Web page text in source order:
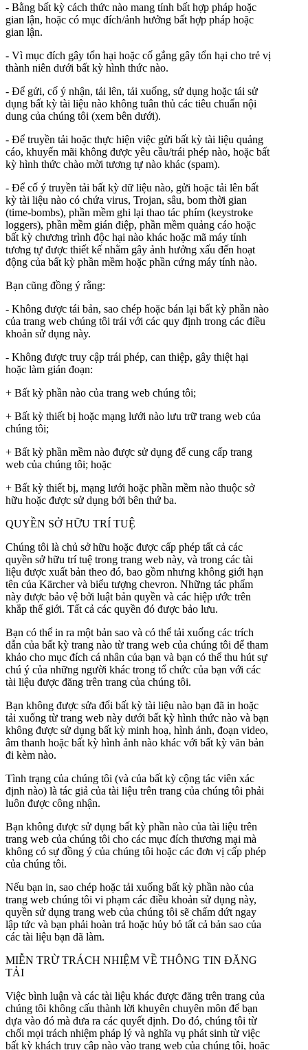
- Bằng bất kỳ cách thức nào mang tính bất hợp pháp hoặc
gian lận, hoặc có mục đích/ảnh hưởng bất hợp pháp hoặc
gian lận.
- Vì mục đích gây tổn hại hoặc cố gắng gây tổn hại cho trẻ vị
thành niên dưới bất kỳ hình thức nào.
- Để gửi, cố ý nhận, tải lên, tải xuống, sử dụng hoặc tái sử
dụng bất kỳ tài liệu nào không tuân thủ các tiêu chuẩn nội
dung của chúng tôi (xem bên dưới).
- Để truyền tải hoặc thực hiện việc gửi bất kỳ tài liệu quảng
cáo, khuyến mãi không được yêu cầu/trái phép nào, hoặc bất
kỳ hình thức chào mời tương tự nào khác (spam).
- Để cố ý truyền tải bất kỳ dữ liệu nào, gửi hoặc tải lên bất
kỳ tài liệu nào có chứa virus, Trojan, sâu, bom thời gian
(time-bombs), phần mềm ghi lại thao tác phím (keystroke
loggers), phần mềm gián điệp, phần mềm quảng cáo hoặc
bất kỳ chương trình độc hại nào khác hoặc mã máy tính
tương tự được thiết kế nhằm gây ảnh hưởng xấu đến hoạt
động của bất kỳ phần mềm hoặc phần cứng máy tính nào.
Bạn cũng đồng ý rằng:
- Không được tái bản, sao chép hoặc bán lại bất kỳ phần nào
của trang web chúng tôi trái với các quy định trong các điều
khoản sử dụng này.
- Không được truy cập trái phép, can thiệp, gây thiệt hại
hoặc làm gián đoạn:
+ Bất kỳ phần nào của trang web chúng tôi;
+ Bất kỳ thiết bị hoặc mạng lưới nào lưu trữ trang web của
chúng tôi;
+ Bất kỳ phần mềm nào được sử dụng để cung cấp trang
web của chúng tôi; hoặc
+ Bất kỳ thiết bị, mạng lưới hoặc phần mềm nào thuộc sở
hữu hoặc được sử dụng bởi bên thứ ba.
QUYỀN SỞ HỮU TRÍ TUỆ
Chúng tôi là chủ sở hữu hoặc được cấp phép tất cả các
quyền sở hữu trí tuệ trong trang web này, và trong các tài
liệu được xuất bản theo đó, bao gồm nhưng không giới hạn
tên của Kärcher và biểu tượng chevron. Những tác phẩm
này được bảo vệ bởi luật bản quyền và các hiệp ước trên
khắp thế giới. Tất cả các quyền đó được bảo lưu.
Bạn có thể in ra một bản sao và có thể tải xuống các trích
dẫn của bất kỳ trang nào từ trang web của chúng tôi để tham
khảo cho mục đích cá nhân của bạn và bạn có thể thu hút sự
chú ý của những người khác trong tổ chức của bạn với các
tài liệu được đăng trên trang của chúng tôi.
Bạn không được sửa đổi bất kỳ tài liệu nào bạn đã in hoặc
tải xuống từ trang web này dưới bất kỳ hình thức nào và bạn
không được sử dụng bất kỳ minh hoạ, hình ảnh, đoạn video,
âm thanh hoặc bất kỳ hình ảnh nào khác với bất kỳ văn bản
đi kèm nào.
Tình trạng của chúng tôi (và của bất kỳ cộng tác viên xác
định nào) là tác giả của tài liệu trên trang của chúng tôi phải
luôn được công nhận.
Bạn không được sử dụng bất kỳ phần nào của tài liệu trên
trang web của chúng tôi cho các mục đích thương mại mà
không có sự đồng ý của chúng tôi hoặc các đơn vị cấp phép
của chúng tôi.
Nếu bạn in, sao chép hoặc tải xuống bất kỳ phần nào của
trang web chúng tôi vi phạm các điều khoản sử dụng này,
quyền sử dụng trang web của chúng tôi sẽ chấm dứt ngay
lập tức và bạn phải hoàn trả hoặc hủy bỏ tất cả bản sao của
các tài liệu bạn đã làm.
MIỄN TRỪ TRÁCH NHIỆM VỀ THÔNG TIN ĐĂNG
TẢI
Việc bình luận và các tài liệu khác được đăng trên trang của
chúng tôi không cấu thành lời khuyên chuyên môn để bạn
dựa vào đó mà đưa ra các quyết định. Do đó, chúng tôi từ
chối mọi trách nhiệm pháp lý và nghĩa vụ phát sinh từ việc
bất kỳ khách truy cập nào vào trang web của chúng tôi, hoặc